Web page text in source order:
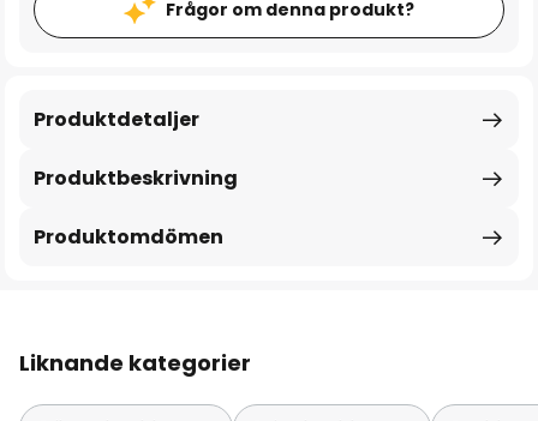
Frågor om denna produkt?
Produktbeskrivning
Produktdetaljer
Produktomdömen
Liknande kategorier